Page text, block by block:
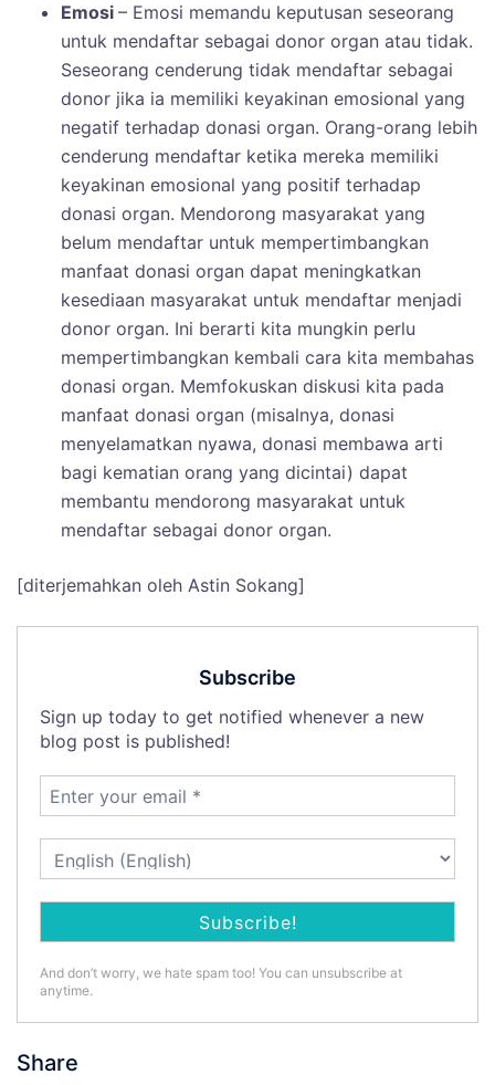
Emosi – Emosi memandu keputusan seseorang
untuk mendaftar sebagai donor organ atau tidak.
Seseorang cenderung tidak mendaftar sebagai
donor jika ia memiliki keyakinan emosional yang
negatif terhadap donasi organ. Orang-orang lebih
cenderung mendaftar ketika mereka memiliki
keyakinan emosional yang positif terhadap
donasi organ. Mendorong masyarakat yang
belum mendaftar untuk mempertimbangkan
manfaat donasi organ dapat meningkatkan
kesediaan masyarakat untuk mendaftar menjadi
donor organ. Ini berarti kita mungkin perlu
mempertimbangkan kembali cara kita membahas
donasi organ. Memfokuskan diskusi kita pada
manfaat donasi organ (misalnya, donasi
menyelamatkan nyawa, donasi membawa arti
bagi kematian orang yang dicintai) dapat
membantu mendorong masyarakat untuk
mendaftar sebagai donor organ.
[diterjemahkan oleh Astin Sokang]
Subscribe
Sign up today to get notified whenever a new
blog post is published!
And don’t worry, we hate spam too! You can unsubscribe at
anytime.
Share